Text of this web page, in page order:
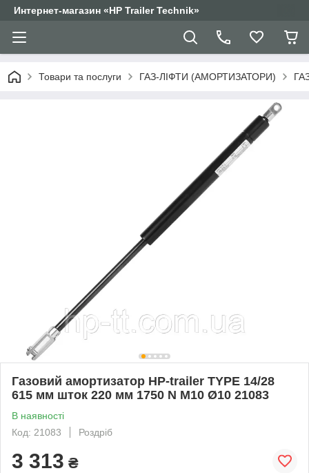
Интернет-магазин «HP Trailer Technik»
Товари та послуги ГАЗ-ЛІФТИ (АМОРТИЗАТОРИ)
Газовий амортизатор HP-trailer TYPE 14/28
615 мм шток 220 мм 1750 N М10 Ø10 21083
В наявності
Код: 21083
Роздріб
3 313 ₴